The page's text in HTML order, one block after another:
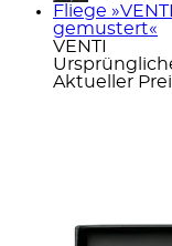
Fliege
gemustert«
VENTI
Aktueller